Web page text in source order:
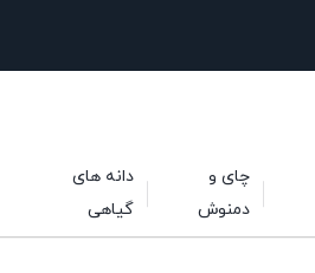
چای و
دمنوش
دانه های
گیاهی